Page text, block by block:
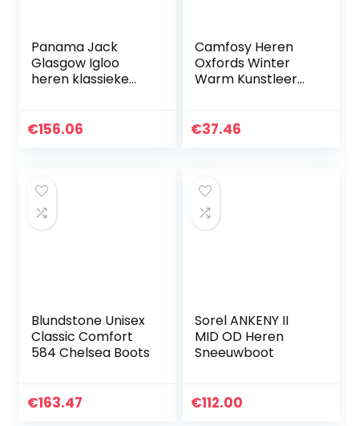
Panama Jack
Glasgow Igloo
heren klassieke
€156.06
Camfosy Heren
Oxfords Winter
Warm Kunstleer
Wandelen Outdoor
€37.46
Blundstone Unisex
Classic Comfort
584 Chelsea Boots
€163.47
Sorel ANKENY II
MID OD Heren
Sneeuwboot
€112.00